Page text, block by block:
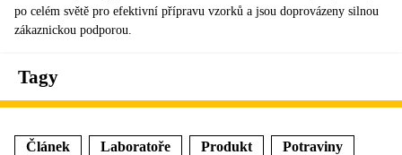
po celém světě pro efektivní přípravu vzorků a jsou doprovázeny silnou
zákaznickou podporou.
Tagy
Článek Laboratoře Produkt Potraviny